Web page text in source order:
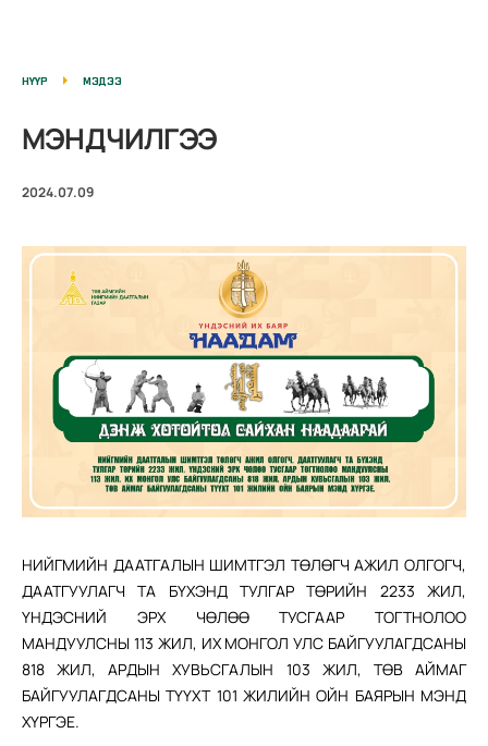
НҮҮР МЭДЭЭ
МЭНДЧИЛГЭЭ
2024.07.09
НИЙГМИЙН ДААТГАЛЫН ШИМТГЭЛ ТӨЛӨГЧ АЖИЛ ОЛГОГЧ,
ДААТГУУЛАГЧ ТА БҮХЭНД ТУЛГАР ТӨРИЙН 2233 ЖИЛ,
ҮНДЭСНИЙ ЭРХ ЧӨЛӨӨ ТУСГААР ТОГТНОЛОО
МАНДУУЛСНЫ 113 ЖИЛ, ИХ МОНГОЛ УЛС БАЙГУУЛАГДСАНЫ
818 ЖИЛ, АРДЫН ХУВЬСГАЛЫН 103 ЖИЛ, ТӨВ АЙМАГ
БАЙГУУЛАГДСАНЫ ТҮҮХТ 101 ЖИЛИЙН ОЙН БАЯРЫН МЭНД
ХҮРГЭЕ.